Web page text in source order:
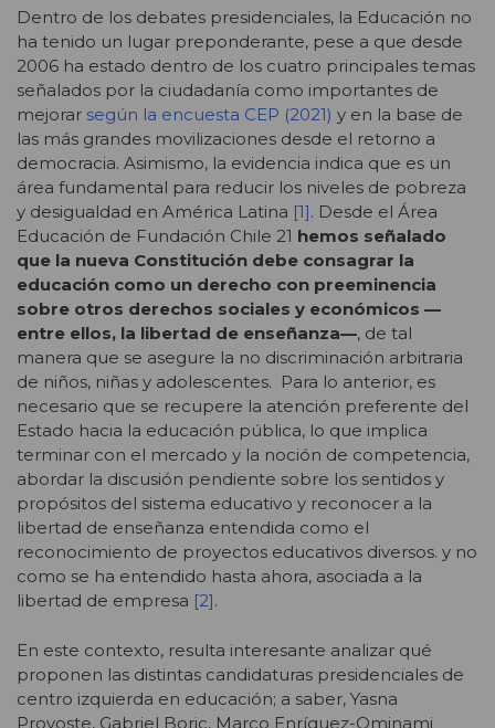
Dentro de los debates presidenciales, la Educación no
ha tenido un lugar preponderante, pese a que desde
2006 ha estado dentro de los cuatro principales temas
señalados por la ciudadanía como importantes de
mejorar según la encuesta CEP (2021) y en la base de
las más grandes movilizaciones desde el retorno a
democracia. Asimismo, la evidencia indica que es un
área fundamental para reducir los niveles de pobreza
y desigualdad en América Latina [1]. Desde el Área
Educación de Fundación Chile 21 hemos señalado
que la nueva Constitución debe consagrar la
educación como un derecho con preeminencia
sobre otros derechos sociales y económicos —
entre ellos, la libertad de enseñanza—, de tal
manera que se asegure la no discriminación arbitraria
de niños, niñas y adolescentes. Para lo anterior, es
necesario que se recupere la atención preferente del
Estado hacia la educación pública, lo que implica
terminar con el mercado y la noción de competencia,
abordar la discusión pendiente sobre los sentidos y
propósitos del sistema educativo y reconocer a la
libertad de enseñanza entendida como el
reconocimiento de proyectos educativos diversos. y no
como se ha entendido hasta ahora, asociada a la
libertad de empresa [2].
En este contexto, resulta interesante analizar qué
proponen las distintas candidaturas presidenciales de
centro izquierda en educación; a saber, Yasna
Provoste, Gabriel Boric, Marco Enríquez-Ominami